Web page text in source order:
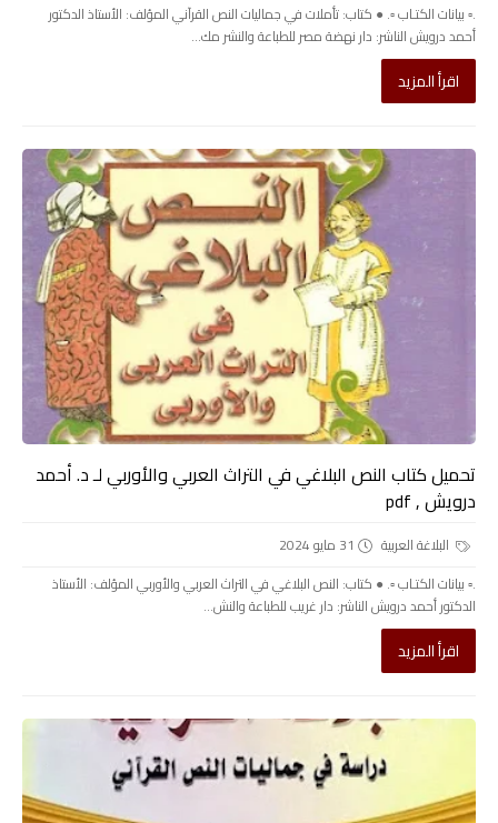
.▫️ بيانات الكتـاب ▫️. ● كتاب: تأملات في جماليات النص القرآني المؤلف: الأستاذ الدكتور
أحمد درويش الناشر: دار نهضة مصر للطباعة والنشر مك...
اقرأ المزيد
تحميل كتاب النص البلاغي في التراث العربي والأوربي لـ د. أحمد
درويش , pdf
البلاغة العربية
31 مايو 2024
.▫️ بيانات الكتـاب ▫️. ● كتاب: النص البلاغي في التراث العربي والأوربي المؤلف: الأستاذ
الدكتور أحمد درويش الناشر: دار غريب للطباعة والنش...
اقرأ المزيد